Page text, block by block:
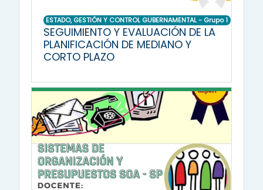
ESTADO, GESTIÓN Y CONTROL GUBERNAMENTAL - Grupo 1
SEGUIMIENTO Y EVALUACIÓN DE LA
PLANIFICACIÓN DE MEDIANO Y
CORTO PLAZO